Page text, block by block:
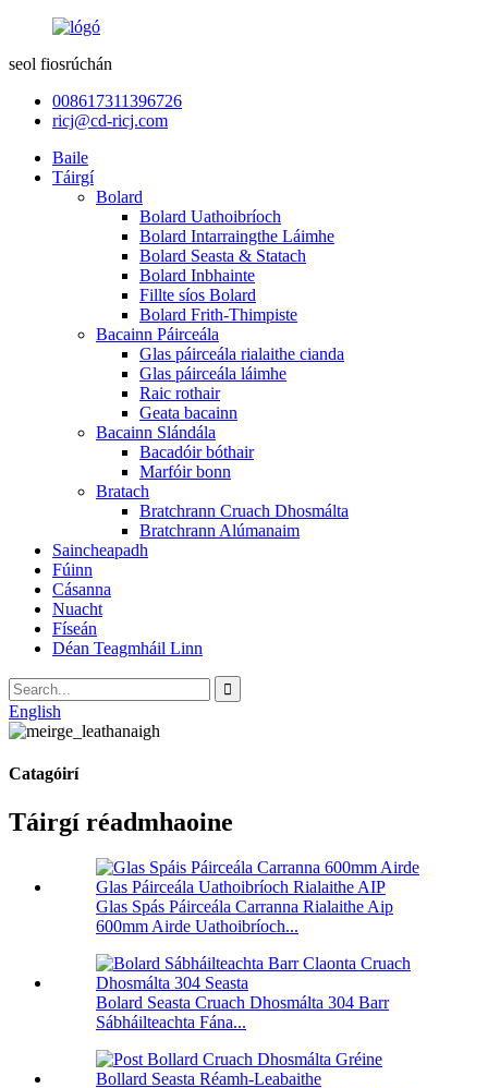
seol fiosrúchán
008617311396726
ricj@cd-ricj.com
Baile
Táirgí
Bolard
Bolard Uathoibríoch
Bolard Intarraingthe Láimhe
Bolard Seasta & Statach
Bolard Inbhainte
Fillte síos Bolard
Bolard Frith-Thimpiste
Bacainn Páirceála
Glas páirceála rialaithe cianda
Glas páirceála láimhe
Raic rothair
Geata bacainn
Bacainn Slándála
Bacadóir bóthair
Marfóir bonn
Bratach
Bratchrann Cruach Dhosmálta
Bratchrann Alúmanaim
Saincheapadh
Fúinn
Cásanna
Nuacht
Físeán
Déan Teagmháil Linn
English
Catagóirí
Táirgí réadmhaoine
Glas Spás Páirceála Carranna Rialaithe Aip
600mm Airde Uathoibríoch...
Bolard Seasta Cruach Dhosmálta 304 Barr
Sábháilteachta Fána...